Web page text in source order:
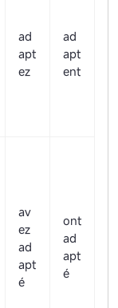
ad
apt
ez
ad
apt
ent
av
ez
ad
apt
é
ont
ad
apt
é